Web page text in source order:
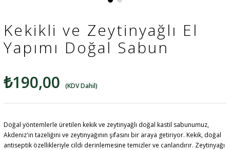
Kekikli ve Zeytinyağlı El
Yapımı Doğal Sabun
₺190,00
(KDV Dahil)
Doğal yöntemlerle üretilen kekik ve zeytinyağlı doğal kastil sabunumuz,
Akdeniz'in tazeliğini ve zeytinyağının şifasını bir araya getiriyor. Kekik, doğal
antiseptik özellikleriyle cildi derinlemesine temizler ve canlandırır. Zeytinyağı